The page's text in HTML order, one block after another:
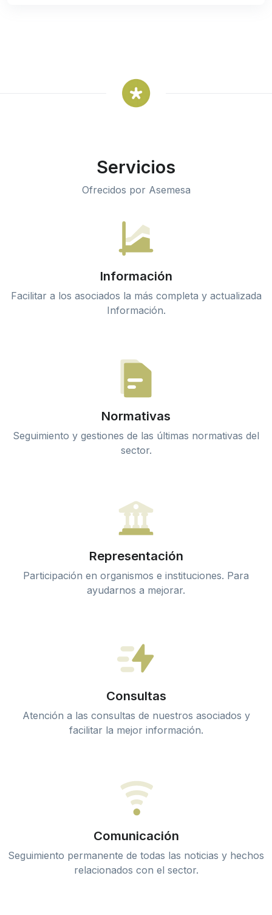
Servicios
Ofrecidos por Asemesa
Información
Facilitar a los asociados la más completa y actualizada
Información.
Normativas
Seguimiento y gestiones de las últimas normativas del
sector.
Representación
Participación en organismos e instituciones. Para
ayudarnos a mejorar.
Consultas
Atención a las consultas de nuestros asociados y
facilitar la mejor información.
Comunicación
Seguimiento permanente de todas las noticias y hechos
relacionados con el sector.